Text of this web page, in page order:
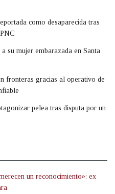
como desaparecida tras
su mujer embarazada en Santa
fronteras gracias al operativo de
pelea tras disputa por un
un reconocimiento»: ex